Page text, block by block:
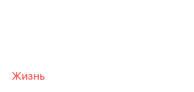
Жизнь